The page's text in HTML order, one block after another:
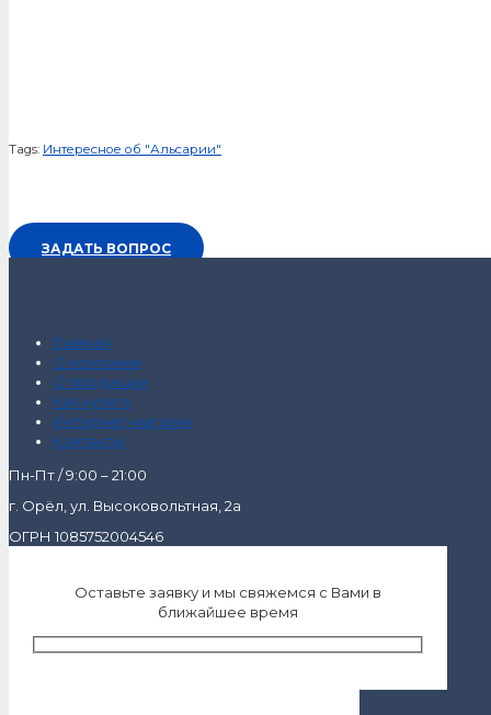
Tags: Интересное об "Альсарии"
ЗАДАТЬ ВОПРОС
Главная
О компании
О продукции
Как купить
Интернет-магазин
Контакты
Пн-Пт / 9:00 – 21:00
г. Орёл, ул. Высоковольтная, 2а
ОГРН 1085752004546
Оставьте заявку и мы свяжемся с Вами в
ближайшее время